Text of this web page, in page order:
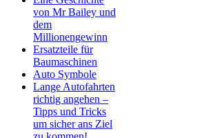
von Mr Bailey und
dem
Millionengewinn
Ersatzteile für
Baumaschinen
Auto Symbole
Lange Autofahrten
richtig angehen –
Tipps und Tricks
um sicher ans Ziel